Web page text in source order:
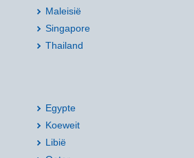
Maleisië
Singapore
Thailand
Egypte
Koeweit
Libië